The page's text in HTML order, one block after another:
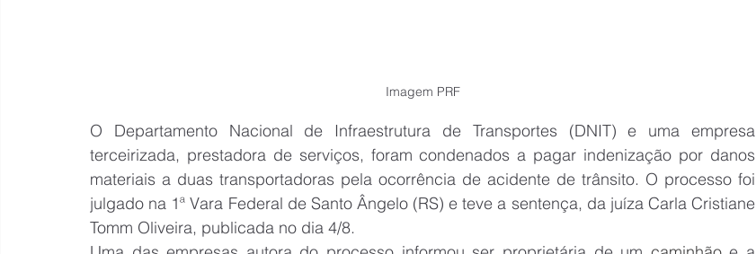
Imagem PRF
O Departamento Nacional de Infraestrutura de Transportes (DNIT) e uma empresa
terceirizada, prestadora de serviços, foram condenados a pagar indenização por danos
materiais a duas transportadoras pela ocorrência de acidente de trânsito. O processo foi
julgado na 1ª Vara Federal de Santo Ângelo (RS) e teve a sentença, da juíza Carla Cristiane
Tomm Oliveira, publicada no dia 4/8.